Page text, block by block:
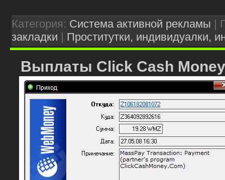
Категория: Система активной рекламы |
закладки | Проститутки, индивидуалки,
Выплаты Click Cash Money